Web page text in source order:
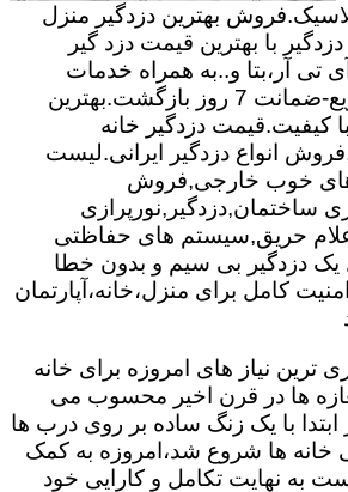
بهترین دزدگیر منزل
با بهترین قیمت دزد گیر
تی آر،بتا و..به همراه خدمات
ارسال رایگان و سریع-ضمانت 7 روز بازگشت.بهترین
کیفیت.قیمت دزدگیر خانه
انواع دزدگیر ایرانی.لیست
خوب خارجی,فروش
ساختمان,دزدگیر,نورپرازی
حریق,سیستم های حفاظتی
یک دزدگیر بی سیم و بدون خطا
کامل برای منزل،خانه،آپارتمان
ترین نیاز های امروزه برای خانه
ها در قرن اخیر محسوب می
با یک زنگ ساده بر روی درب ها
خانه ها شروع شد،امروزه به کمک
به نهایت تکامل و کارایی خود